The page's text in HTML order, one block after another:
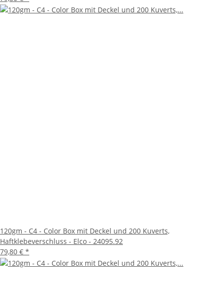
120gm - C4 - Color Box mit Deckel und 200 Kuverts,
Haftklebeverschluss - Elco - 24095.92
79,80 € *